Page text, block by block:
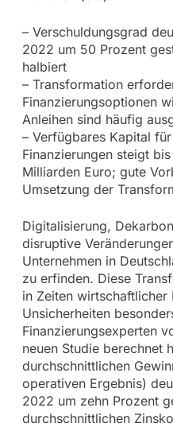
– Verschuldungsgrad
2022 um 50 Prozent
halbiert
– Transformation
Finanzierungsoptionen
Anleihen sind häufig
– Verfügbares Kapital
Finanzierungen steigt
Milliarden Euro; gute
Umsetzung der
Digitalisierung,
disruptive
Unternehmen in
zu erfinden. Diese
in Zeiten wirtschaftlicher
Unsicherheiten
Finanzierungsexperten
neuen Studie berechnet
durchschnittlichen
operativen Ergebnis)
2022 um zehn Prozent
durchschnittlichen